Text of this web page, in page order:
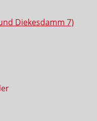
Diekesdamm 7)